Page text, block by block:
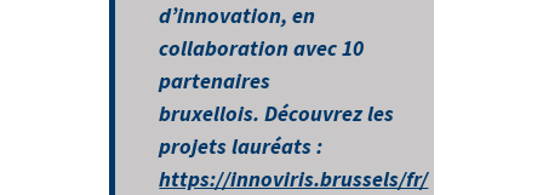
d’innovation, en
collaboration avec 10
partenaires
bruxellois. Découvrez les
projets lauréats :
https://innoviris.brussels/fr/